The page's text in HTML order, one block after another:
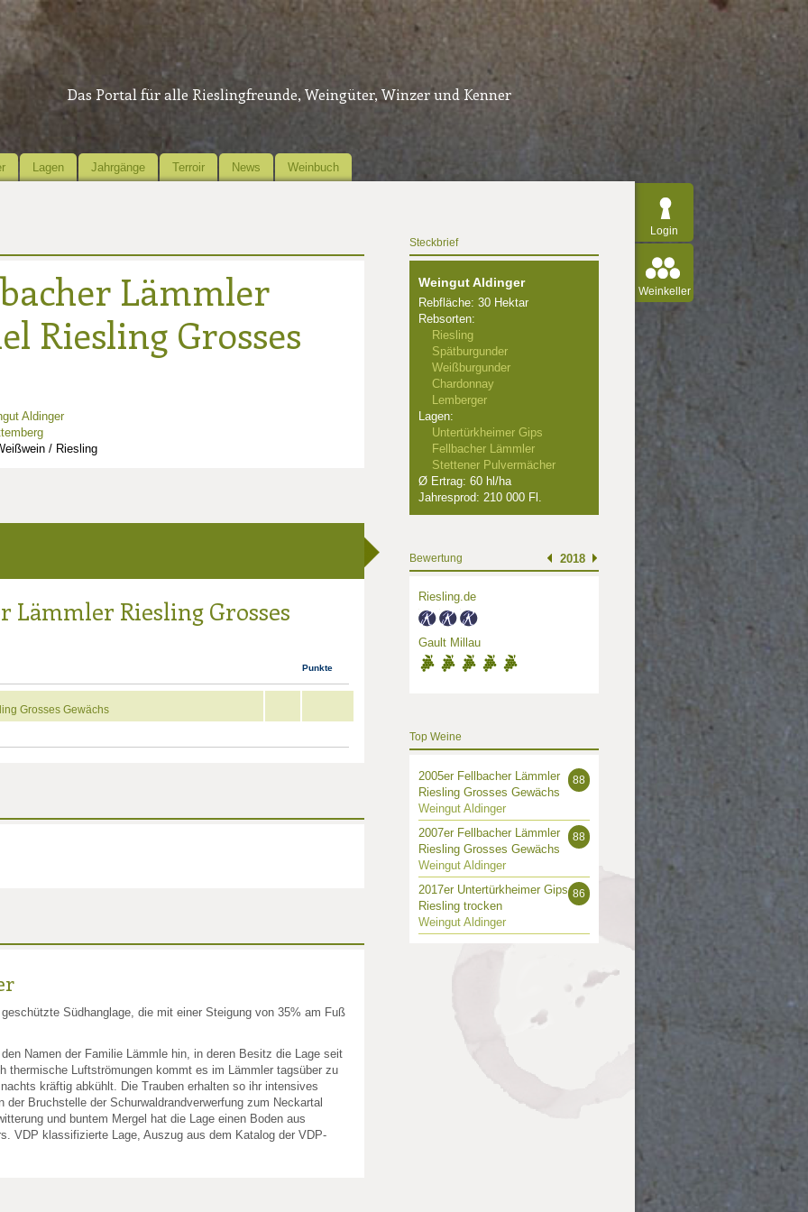
Das Portal für alle Rieslingfreunde, Weingüter, Winzer und Kenner
Lagen Jahrgänge Terroir News Weinbuch
Login
Weinkeller
Lämmler
Riesling Grosses
Aldinger
/ Riesling
Lämmler Riesling Grosses
Punkte
Grosses Gewächs
Südhanglage, die mit einer Steigung von 35% am Fuß
Namen der Familie Lämmle hin, in deren Besitz die Lage seit
thermische Luftströmungen kommt es im Lämmler tagsüber zu
kräftig abkühlt. Die Trauben erhalten so ihr intensives
der Bruchstelle der Schurwaldrandverwerfung zum Neckartal
und buntem Mergel hat die Lage einen Boden aus
VDP klassifizierte Lage, Auszug aus dem Katalog der VDP-
Steckbrief
Weingut Aldinger
Rebfläche: 30 Hektar
Rebsorten:
Riesling
Spätburgunder
Weißburgunder
Chardonnay
Lemberger
Lagen:
Untertürkheimer Gips
Fellbacher Lämmler
Stettener Pulvermächer
Ø Ertrag: 60 hl/ha
Jahresprod: 210 000 Fl.
Bewertung 2018
Riesling.de
Gault Millau
Top Weine
88
2005er Fellbacher Lämmler
Riesling Grosses Gewächs
Weingut Aldinger
88
2007er Fellbacher Lämmler
Riesling Grosses Gewächs
Weingut Aldinger
86
2017er Untertürkheimer Gips
Riesling trocken
Weingut Aldinger